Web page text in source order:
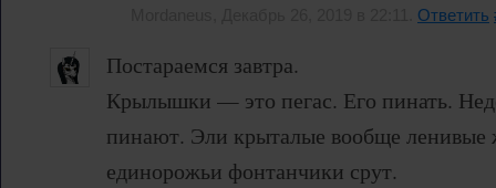
Ответить
Постараемся завтра.
Крылышки — это пегас. Его пинать.
пинают. Эли крыталые вообще
единорожьи фонтанчики срут.